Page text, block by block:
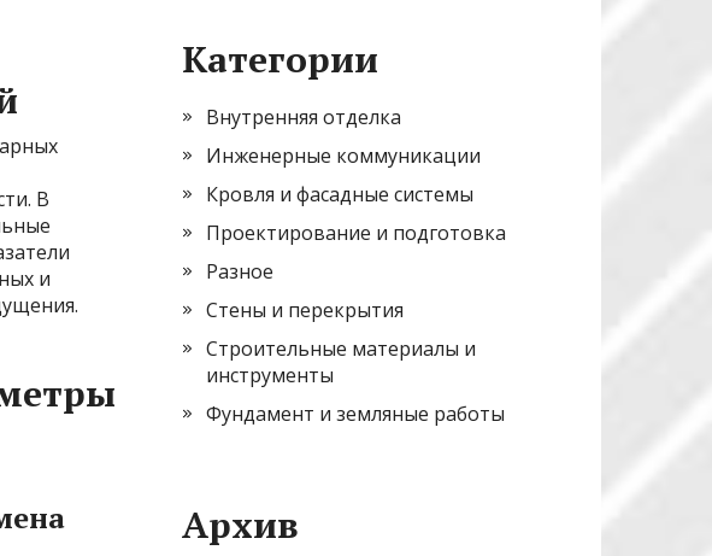
В
и
Категории
Внутренняя отделка
Инженерные коммуникации
Кровля и фасадные системы
Проектирование и подготовка
Разное
Стены и перекрытия
Строительные материалы и
инструменты
Фундамент и земляные работы
Архив